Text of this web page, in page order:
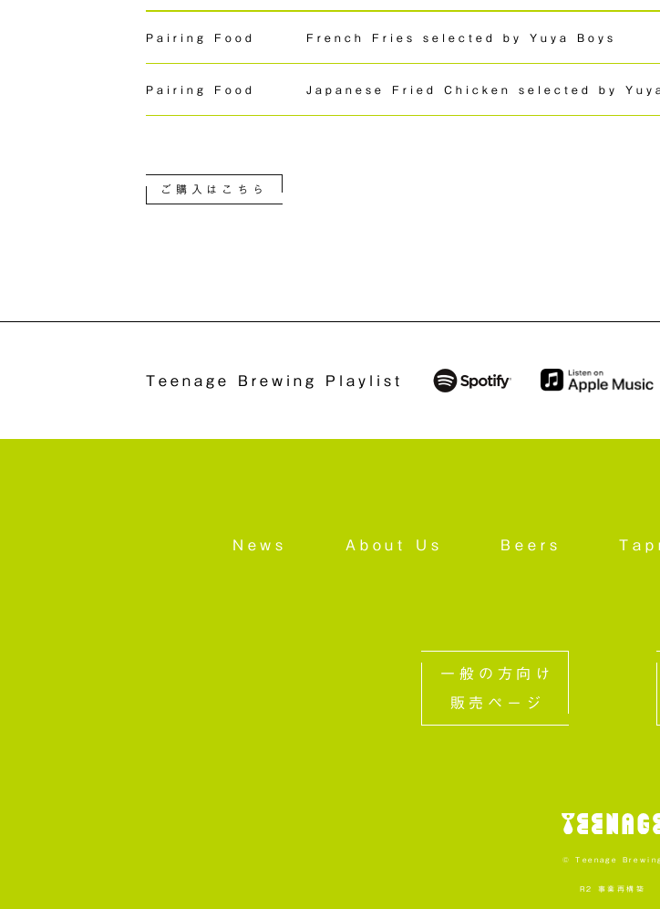
Pairing Food French Fries selected by Yuya Boys
Pairing Food Japanese Fried Chicken selected by
ご購入はこちら
Teenage Brewing Playlist
News About Us Beers
一般の方向け
販売ページ
© Teenage
R2 事業再構築